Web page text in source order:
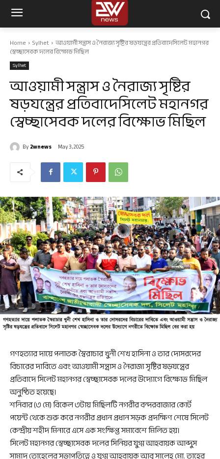
Home Sylhet আওয়ামী সন্ত্রাস ও নৈরাজ্য সৃষ্টির ষড়যন্ত্রের প্রতিবাদেসিলেট মহানগর
স্বেচ্ছাসেবক দলের বিক্ষোভ মিছিল
Sylhet
আওয়ামী সন্ত্রাস ও নৈরাজ্য সৃষ্টির
ষড়যন্ত্রের প্রতিবাদেসিলেট মহানগর
স্বেচ্ছাসেবক দলের বিক্ষোভ মিছিল
By2wnews May 3, 2025
গণহত্যার দায়ে পলাতক স্বৈরাচার খুনী শেখ হাসিনা ও তার দোসরদের
বিচারের দাবিতে এবং আওয়ামী সন্ত্রাস ও নৈরাজ্য সৃষ্টির ষড়যন্ত্রের
প্রতিবাদে সিলেট মহানগর স্বেচ্ছাসেবক দলের উদ্যোগে বিক্ষোভ মিছিল
অনুষ্ঠিত হয়েছে।
শনিবার (৩ মে) বিকেল ৩টায় মিছিলটি নগরীর বন্দরবাজার কোর্ট
পয়েন্ট থেকে শুরু করে নগরীর প্রধান প্রধান সড়ক প্রদক্ষিণ শেষে সিলেট
কেন্দ্রীয় শহীদ মিনারে এসে এক সংক্ষিপ্ত সমাবেশে মিলিত হয়।
সিলেট মহানগর স্বেচ্ছাসেবক দলের সিনিয়র যুগ্ম আহবায়ক আব্দুস
সামাদ তোহেলের সভাপতিত্বে ও যুগ্ম আহবায়ক আবু সালেহ মো. তাহের